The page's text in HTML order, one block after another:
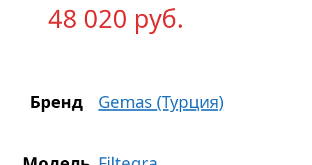
48 020 руб.
Бренд Gemas (Турция)